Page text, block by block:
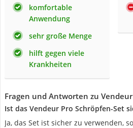
komfortable
Anwendung
sehr große Menge
hilft gegen viele
Krankheiten
Fragen und Antworten zu
Ist das Vendeur Pro Schröpfen-Set
Ja, das Set ist sicher zu verwenden,